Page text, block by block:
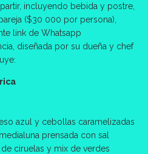
incluyendo bebida y postre,
($30 000 por persona),
link de Whatsapp
diseñada por su dueña y chef
azul y cebollas caramelizadas
prensada con sal
ciruelas y mix de verdes